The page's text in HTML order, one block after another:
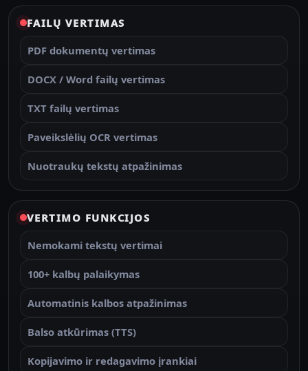
FAILŲ VERTIMAS
PDF dokumentų vertimas
DOCX / Word failų vertimas
TXT failų vertimas
Paveikslėlių OCR vertimas
Nuotraukų tekstų atpažinimas
VERTIMO FUNKCIJOS
Nemokami tekstų vertimai
100+ kalbų palaikymas
Automatinis kalbos atpažinimas
Balso atkūrimas (TTS)
Kopijavimo ir redagavimo įrankiai